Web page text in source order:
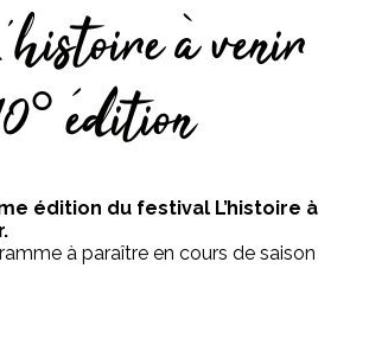
à venir
édition
édition du festival L’histoire à
à paraître en cours de saison